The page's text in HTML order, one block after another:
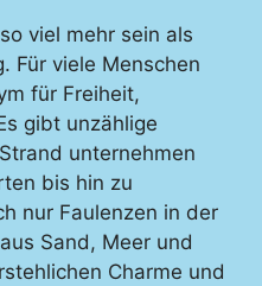
viel mehr sein als
Für viele Menschen
für Freiheit,
gibt unzählige
unternehmen
bis hin zu
nur Faulenzen in der
Sand, Meer und
Charme und